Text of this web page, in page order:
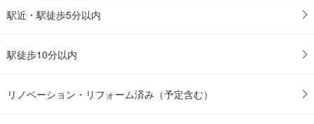
駅近・駅徒歩5分以内
駅徒歩10分以内
リノベーション・リフォーム済み（予定含む）